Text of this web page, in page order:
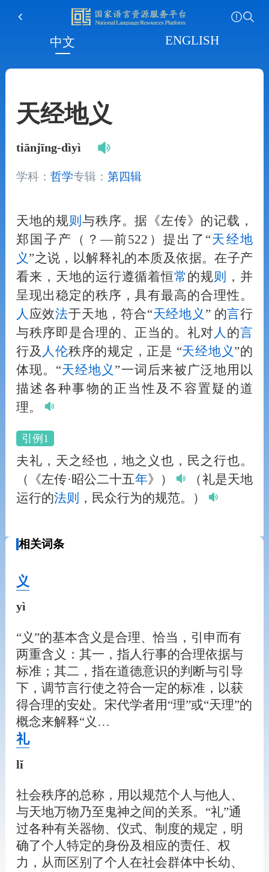
中文 ENGLISH
天经地义
tiānjīng-dìyì
学科： 哲学专辑： 第四辑
天地的规则 与秩序。据《左传》的记载，
郑国子产（？—前522）提出了“天经地
义 ”之说，以解释礼的本质及依据。在子产
看来，天地的运行遵循着恒常 的规则
，并
呈现出稳定的秩序，具有最高的合理性。
人 应效法于天地，符合“天经地义 ” 的言行
与秩序即是合理的、正当的。礼对 人 的言
行及 人伦秩序的规定，正是 “天经地义 ”的
体现。“天经地义 ”一词后来被广泛地用以
描述各种事物的正当性及不容置疑的道
理。
引例1
夫礼，天之经也，地之义也，民之行也。
（《左传·昭公二十五年》）
（礼是天地
运行的法则 ，民众行为的规范。）
相关词条
义
yì
“义”的基本含义是合理、恰当，引申而有
两重含义：其一，指人行事的合理依据与
标准；其二，指在道德意识的判断与引导
下，调节言行使之符合一定的标准，以获
得合理的安处。宋代学者用“理”或“天理”的
概念来解释“义…
礼
lǐ
社会秩序的总称，用以规范个人与他人、
与天地万物乃至鬼神之间的关系。“礼”通
过各种有关器物、仪式、制度的规定，明
确了个人特定的身份及相应的责任、权
力，从而区别了个人在社会群体中长幼、